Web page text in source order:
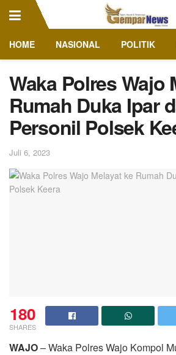
HOME NASIONAL POLITIK
Waka Polres Wajo
Rumah Duka Ipar
Personil Polsek
Juli 6, 2023
180
SHARES
WAJO– Waka Polres Wajo Kompol